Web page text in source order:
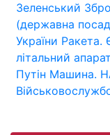
Зеленський
(державна
України Ракета.
літальний апарат
Путін Машина.